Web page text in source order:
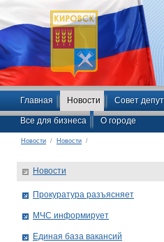
Главная Новости Совет
Все для бизнеса О городе
Новости / Новости /
Новости
Прокуратура разъясняет
МЧС информирует
Единая база вакансий